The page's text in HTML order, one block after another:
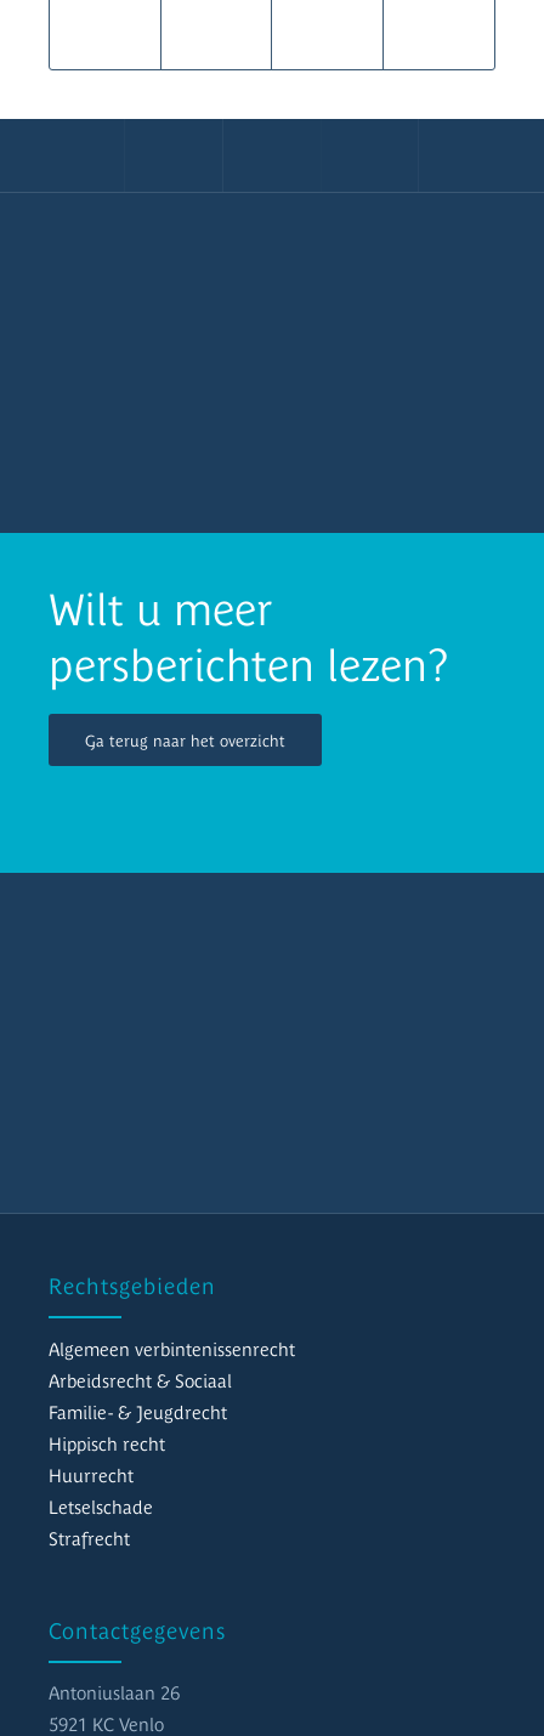
Wilt u meer
persberichten lezen?
Ga terug naar het overzicht
Rechtsgebieden
Algemeen verbintenissenrecht
Arbeidsrecht & Sociaal
Familie- & Jeugdrecht
Hippisch recht
Huurrecht
Letselschade
Strafrecht
Contactgegevens
Antoniuslaan 26
5921 KC Venlo